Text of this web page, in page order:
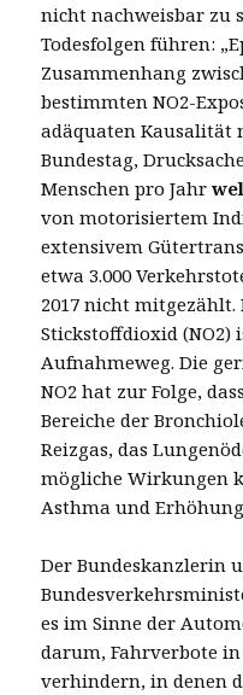
nicht nachweisbar zu
Todesfolgen führen:
Zusammenhang
bestimmten NO2-
adäquaten Kausalität
Bundestag, Drucksache
Menschen pro Jahr
von motorisiertem
extensivem
etwa 3.000
2017 nicht
Stickstoffdioxid (NO2)
Aufnahmeweg. Die
NO2 hat zur Folge,
Bereiche der
Reizgas, das
mögliche Wirkungen
Asthma und
Der Bundeskanzlerin
es im Sinne der
darum, Fahrverbote
verhindern, in denen